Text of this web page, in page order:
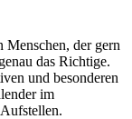
Menschen, der gern
das Richtige.
und besonderen
im